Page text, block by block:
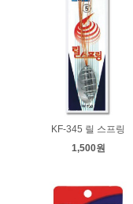
KF-345 릴 스프링
1,500원